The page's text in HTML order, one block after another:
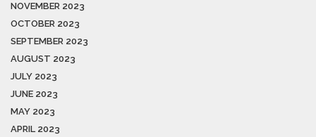
NOVEMBER 2023
OCTOBER 2023
SEPTEMBER 2023
AUGUST 2023
JULY 2023
JUNE 2023
MAY 2023
APRIL 2023